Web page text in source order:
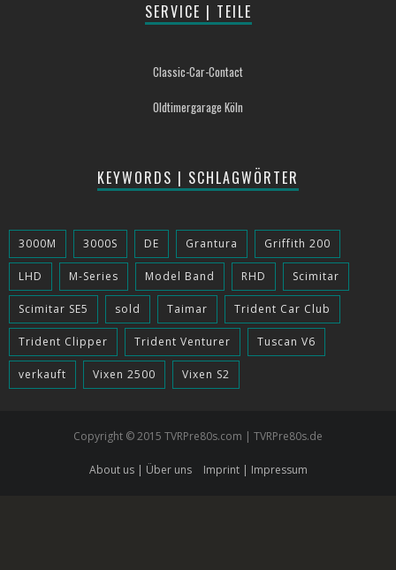
SERVICE | TEILE
Classic-Car-Contact
Oldtimergarage Köln
KEYWORDS | SCHLAGWÖRTER
3000M 3000S DE Grantura Griffith 200
LHD M-Series Model Band RHD Scimitar
Scimitar SE5 sold Taimar Trident Car Club
Trident Clipper Trident Venturer Tuscan V6
verkauft Vixen 2500 Vixen S2
Copyright © 2015 TVRPre80s.com | TVRPre80s.de
About us | Über uns Imprint | Impressum